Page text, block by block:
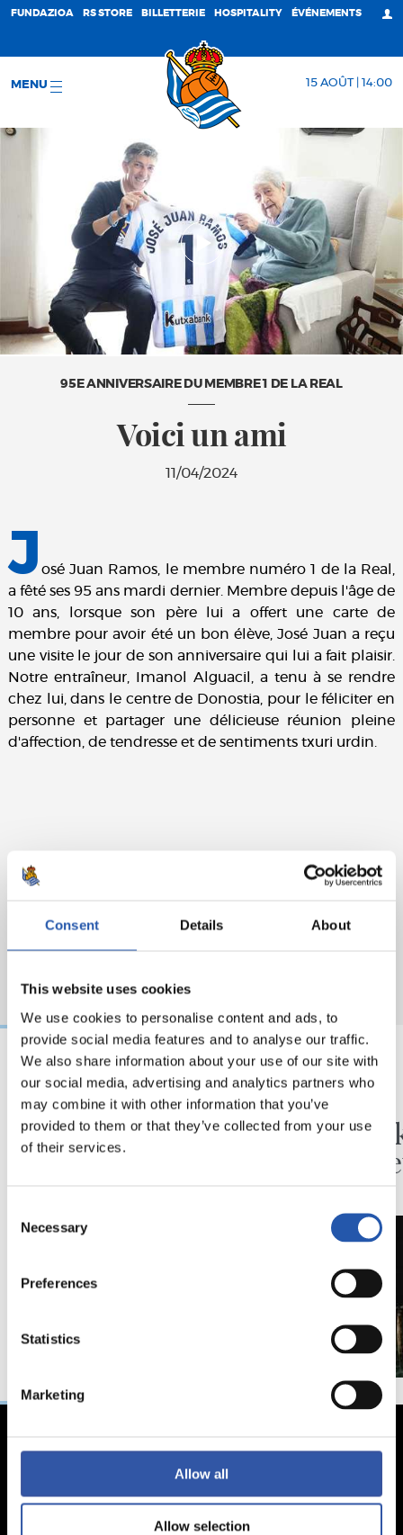
Consent Details About
This website uses cookies
We use cookies to personalise content and ads, to
provide social media features and to analyse our traffic.
We also share information about your use of our site with
our social media, advertising and analytics partners who
may combine it with other information that you’ve
provided to them or that they’ve collected from your use
of their services.
Selection
Necessary
Preferences
Statistics
Marketing
Allow all
Allow selection
FUNDAZIOA RS STORE BILLETTERIE HOSPITALITY ÉVÉNEMENTS
MENU 15 AOÛT | 14:00
95E ANNIVERSAIRE DU MEMBRE 1 DE LA REAL
Voici un ami
11/04/2024
J osé Juan Ramos, le membre numéro 1 de la Real,
a fêté ses 95 ans mardi dernier. Membre depuis l'âge de
10 ans, lorsque son père lui a offert une carte de
membre pour avoir été un bon élève, José Juan a reçu
une visite le jour de son anniversaire qui lui a fait plaisir.
Notre entraîneur, Imanol Alguacil, a tenu à se rendre
chez lui, dans le centre de Donostia, pour le féliciter en
personne et partager une délicieuse réunion pleine
d'affection, de tendresse et de sentiments txuri urdin.
17/07/2025
MAGASIN
Ce n’est pas grave, on
jouera avec celle
04/07/2025
VIDÉOS
vivre